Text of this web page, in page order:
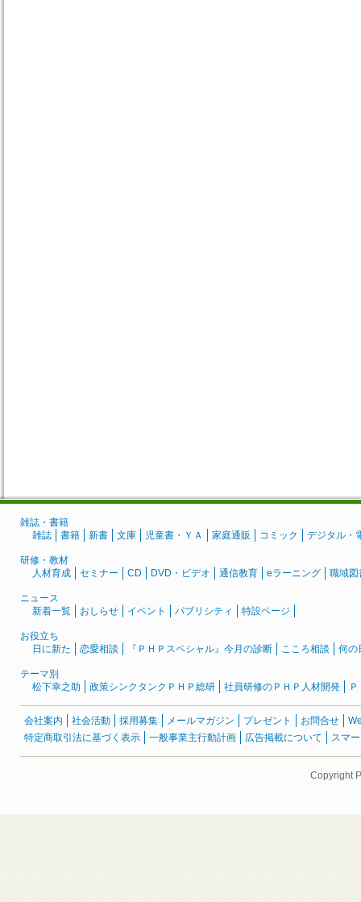
雑誌・書籍
雑誌
書籍 新書 文庫 児童書・ＹＡ 家庭通販 コミック デジタル・
研修・教材
人材育成
セミナー CD DVD・ビデオ 通信教育 eラーニング 職域図
ニュース
新着一覧
おしらせ イベント パブリシティ 特設ページ
お役立ち
日に新た
恋愛相談 『ＰＨＰスペシャル』今月の診断 こころ相談 何の
テーマ別
松下幸之助
政策シンクタンクＰＨＰ総研 社員研修のＰＨＰ人材開発
会社案内 社会活動 採用募集 メールマガジン プレゼント お問合せ
特定商取引法に基づく表示
一般事業主行動計画 広告掲載について スマ
Copyright